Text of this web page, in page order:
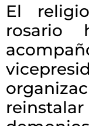
El
rosario